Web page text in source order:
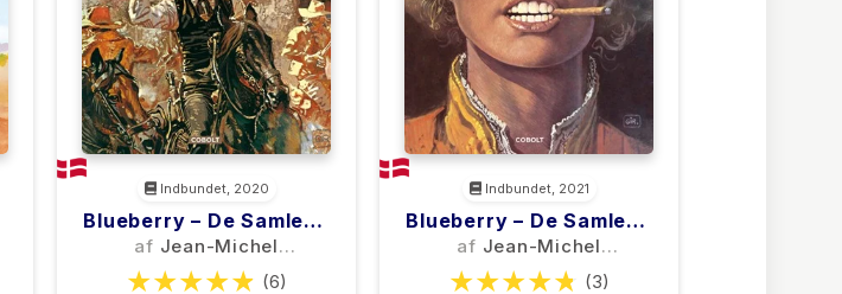
Indbundet, 2020
Blueberry – De Samlede
Eventyr 3
af Jean-Michel
Charlier
(6)
Indbundet, 2021
Blueberry – De Samlede
Eventyr 5
af Jean-Michel
Charlier
(3)